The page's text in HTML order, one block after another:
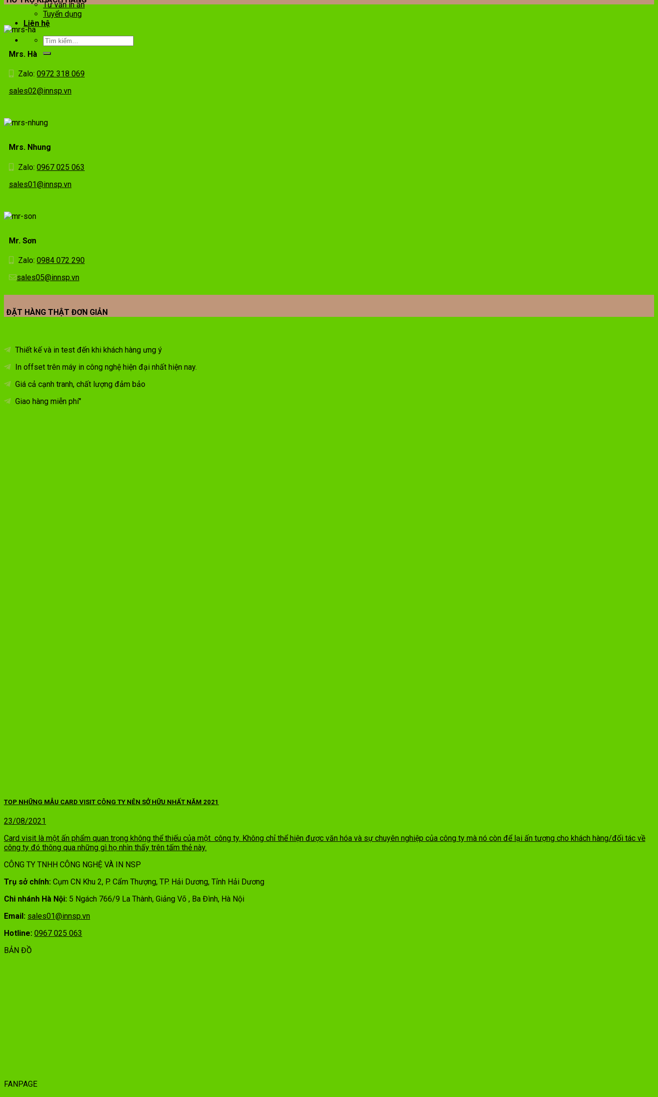
Tư vấn in ấn
Tuyển dụng
Liên hệ
Mrs. Hà
Zalo: 0972 318 069
sales02@innsp.vn
Mrs. Nhung
Zalo: 0967 025 063
sales01@innsp.vn
Mr. Sơn
Zalo: 0984 072 290
sales05@innsp.vn
ĐẶT HÀNG THẬT ĐƠN GIẢN
Thiết kế và in test đến khi khách hàng ưng ý
In offset trên máy in công nghệ hiện đại nhất hiện nay.
Giá cả cạnh tranh, chất lượng đảm bảo
Giao hàng miễn phí"
TOP NHỮNG MẪU CARD VISIT CÔNG TY NÊN SỞ HỮU NHẤT NĂM 2021
23/08/2021
Card visit là một ấn phẩm quan trọng không thể thiếu của một công ty. Không chỉ thể hiện được văn hóa và sự chuyên nghiệp của công ty mà nó còn để lại ấn tượng cho khách hàng/đối tác về
công ty đó thông qua những gì họ nhìn thấy trên tấm thẻ này.
CÔNG TY TNHH CÔNG NGHỆ VÀ IN NSP
Trụ sở chính: Cụm CN Khu 2, P. Cẩm Thượng, TP. Hải Dương, Tỉnh Hải Dương
Chi nhánh Hà Nội: 5 Ngách 766/9 La Thành, Giảng Võ , Ba Đình, Hà Nội
Email: sales01@innsp.vn
Hotline: 0967 025 063
BẢN ĐỒ
FANPAGE